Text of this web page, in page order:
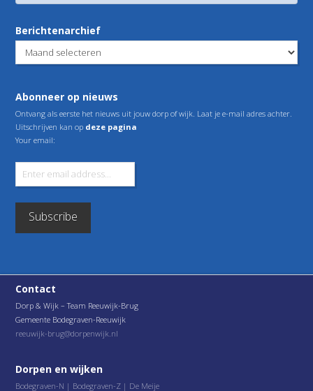
Berichtenarchief
Abonneer op nieuws
Ontvang als eerste het nieuws uit jouw dorp of wijk. Laat je e-mail adres achter.
Uitschrijven kan op deze pagina
Your email:
Contact
Dorp & Wijk – Team Reeuwijk-Brug
Gemeente Bodegraven-Reeuwijk
reeuwijk-brug@dorpenwijk.nl
Dorpen en wijken
Bodegraven-N | Bodegraven-Z | De Meije